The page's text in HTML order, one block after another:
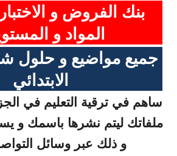
بنك الفروض و
المواد و
جميع مواضيع و حلول
الابتدائي
ساهم في ترقية التعليم في
ملفاتك ليتم نشرها باسمك و
و ذلك عبر وسائل